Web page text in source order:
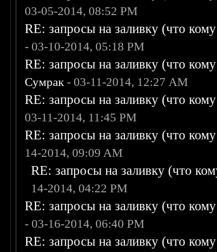
03-05-2014, 08:52 PM
RE: запросы на заливку (что
- 03-10-2014, 05:18 PM
RE: запросы на заливку (что
Сумрак - 03-11-2014, 12:27 AM
RE: запросы на заливку (что
03-11-2014, 11:45 PM
RE: запросы на заливку (что
14-2014, 09:09 AM
RE: запросы на заливку (что
14-2014, 04:22 PM
RE: запросы на заливку (что
- 03-16-2014, 06:40 PM
RE: запросы на заливку (что